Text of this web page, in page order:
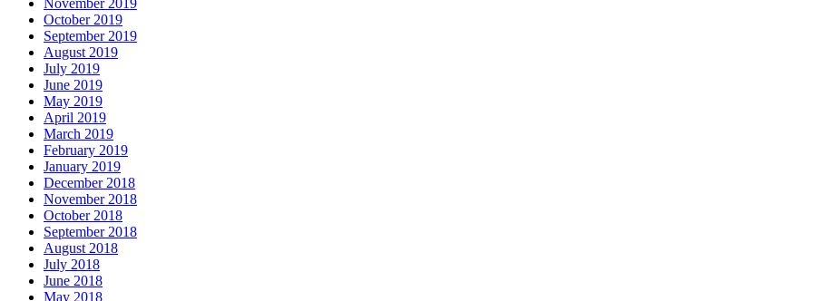
November 2019
October 2019
September 2019
August 2019
July 2019
June 2019
May 2019
April 2019
March 2019
February 2019
January 2019
December 2018
November 2018
October 2018
September 2018
August 2018
July 2018
June 2018
May 2018